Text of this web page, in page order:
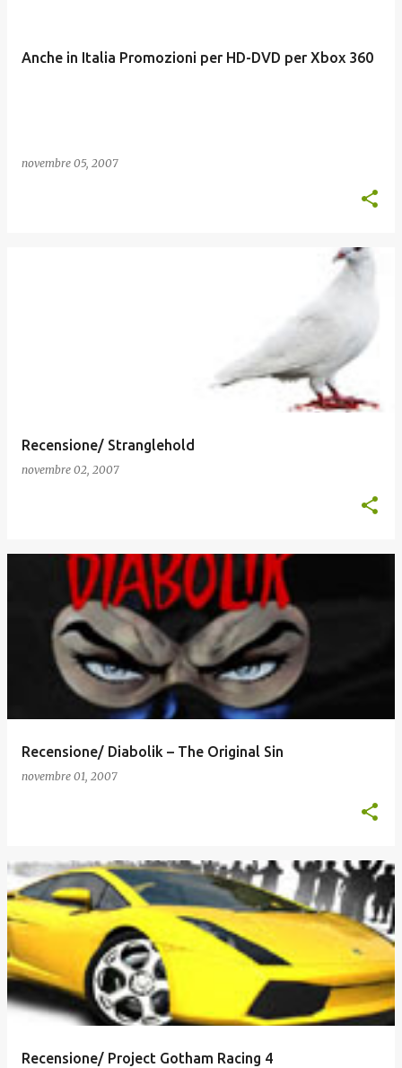
Anche in Italia Promozioni per HD-DVD per Xbox 360
novembre 05, 2007
Recensione/ Stranglehold
novembre 02, 2007
Recensione/ Diabolik – The Original Sin
novembre 01, 2007
Recensione/ Project Gotham Racing 4